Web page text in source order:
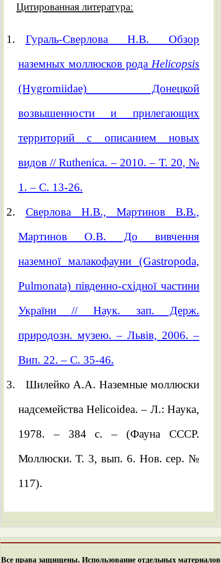
Цитированная литература:
Гураль-Сверлова Н.В. Обзор
наземных моллюсков рода Helicopsis
(Hygromiidae) Донецкой
возвышенности и прилегающих
территорий с описанием новых
видов // Ruthenica. – 2010. – Т. 20, №
1. – С. 13-26.
Сверлова Н.В., Мартинов В.В.,
Мартинов О.В. До вивчення
наземної малакофауни (Gastropoda,
Pulmonata) південно-східної частини
України // Наук. зап. Держ.
природозн. музею. – Львів, 2006. –
Вип. 22. – С. 35-46.
Шилейко А.А. Наземные моллюски
надсемейства Helicoidea. – Л.: Наука,
1978. – 384 с. – (Фауна СССР.
Моллюски. Т. 3, вып. 6. Нов. сер. №
117).
Все права защищены. Использование отдельных материалов